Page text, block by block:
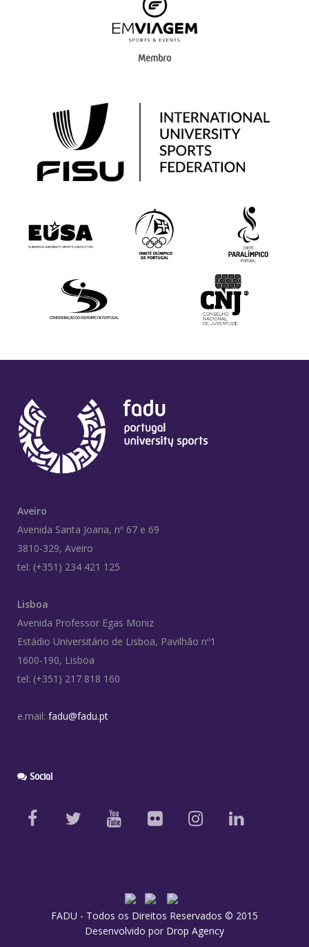
Membro
Aveiro
Avenida Santa Joana, nº 67 e 69
3810-329, Aveiro
tel: (+351) 234 421 125
Lisboa
Avenida Professor Egas Moniz
Estádio Universitário de Lisboa, Pavilhão nº1
1600-190, Lisboa
tel: (+351) 217 818 160
e.mail: fadu@fadu.pt
Social
FADU - Todos os Direitos Reservados © 2015
Desenvolvido por Drop Agency